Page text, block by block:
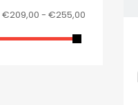
€209,00 - €255,00